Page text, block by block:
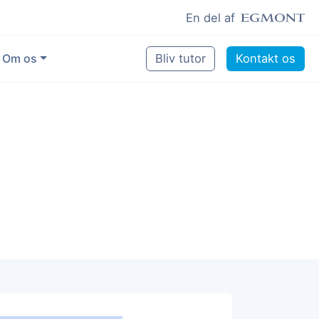
En del af
Om os Bliv tutor Kontakt os